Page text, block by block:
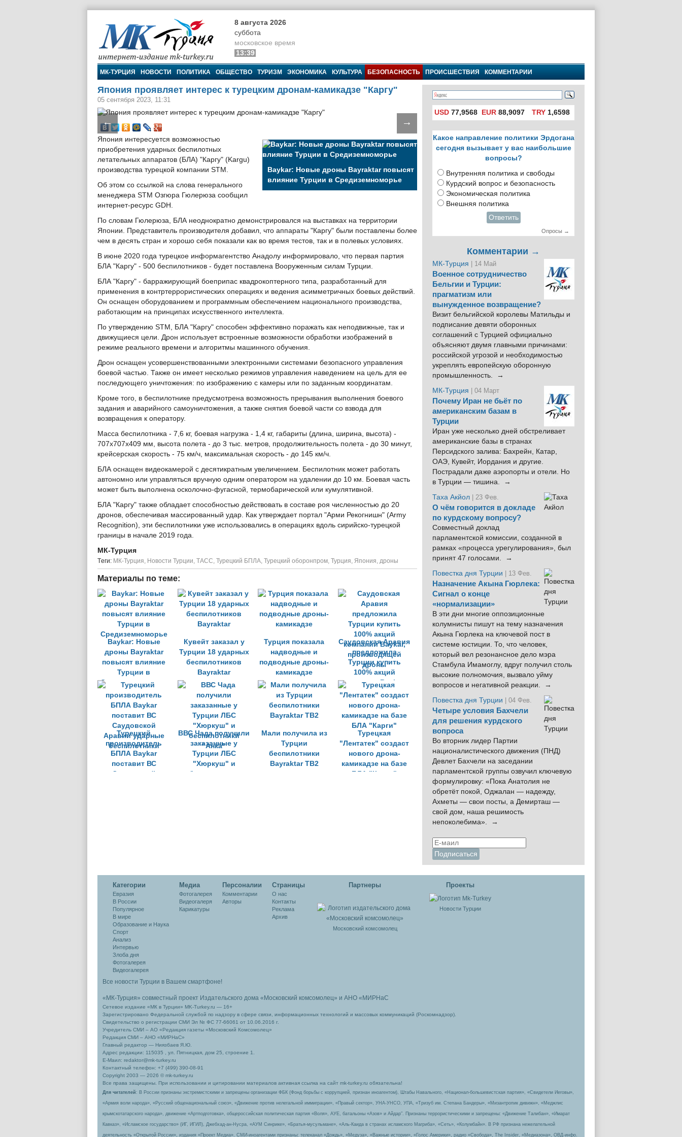
МК-Турция
8 августа 2026
суббота
московское время
13:39
МК-ТУРЦИЯ НОВОСТИ ПОЛИТИКА ОБЩЕСТВО ТУРИЗМ ЭКОНОМИКА КУЛЬТУРА БЕЗОПАСНОСТЬ ПРОИСШЕСТВИЯ КОММЕНТАРИИ
Япония проявляет интерес к турецким дронам-камикадзе "Каргу"
05 сентября 2023, 11:31
← →
Baykar: Новые дроны Bayraktar повысят
влияние Турции в Средиземноморье
Япония интересуется возможностью
приобретения ударных беспилотных
летательных аппаратов (БЛА) "Каргу" (Kargu)
производства турецкой компании STM.
Об этом со ссылкой на слова генерального
менеджера STM Озгюра Гюлерюза сообщил
интернет-ресурс GDH.
По словам Гюлерюза, БЛА неоднократно демонстрировался на выставках на территории
Японии. Представитель производителя добавил, что аппараты "Каргу" были поставлены более
чем в десять стран и хорошо себя показали как во время тестов, так и в полевых условиях.
В июне 2020 года турецкое информагентство Анадолу информировало, что первая партия
БЛА "Каргу" - 500 беспилотников - будет поставлена Вооруженным силам Турции.
БЛА "Каргу" - барражирующий боеприпас квадрокоптерного типа, разработанный для
применения в контртеррористических операциях и ведения асимметричных боевых действий.
Он оснащен оборудованием и программным обеспечением национального производства,
работающим на принципах искусственного интеллекта.
По утверждению STM, БЛА "Каргу" способен эффективно поражать как неподвижные, так и
движущиеся цели. Дрон использует встроенные возможности обработки изображений в
режиме реального времени и алгоритмы машинного обучения.
Дрон оснащен усовершенствованными электронными системами безопасного управления
боевой частью. Также он имеет несколько режимов управления наведением на цель для ее
последующего уничтожения: по изображению с камеры или по заданным координатам.
Кроме того, в беспилотнике предусмотрена возможность прерывания выполнения боевого
задания и аварийного самоуничтожения, а также снятия боевой части со взвода для
возвращения к оператору.
Масса беспилотника - 7,6 кг, боевая нагрузка - 1,4 кг, габариты (длина, ширина, высота) -
707х707х409 мм, высота полета - до 3 тыс. метров, продолжительность полета - до 30 минут,
крейсерская скорость - 75 км/ч, максимальная скорость - до 145 км/ч.
БЛА оснащен видеокамерой с десятикратным увеличением. Беспилотник может работать
автономно или управляться вручную одним оператором на удалении до 10 км. Боевая часть
может быть выполнена осколочно-фугасной, термобарической или кумулятивной.
БЛА "Каргу" также обладает способностью действовать в составе роя численностью до 20
дронов, обеспечивая массированный удар. Как утверждает портал "Арми Рекогнишн" (Army
Recognition), эти беспилотники уже использовались в операциях вдоль сирийско-турецкой
границы в начале 2019 года.
МК-Турция
Tеги: МК-Турция, Новости Турции, ТАСС, Турецкий БПЛА, Турецкий оборонпром, Турция, Япония, дроны
Материалы по теме:
Baykar: Новые
дроны Bayraktar
повысят влияние
Турции в
Средиземноморье
Кувейт заказал у
Турции 18 ударных
беспилотников
Bayraktar
Турция показала
надводные и
подводные дроны-
камикадзе
Саудовская Аравия
предложила
Турции купить
100% акций
компании Baykar,
производящей
дроны
Турецкий
производитель
БПЛА Baykar
поставит ВС
Саудовской
ВВС Чада получили
заказанные у
Турции ЛБС
"Хюркуш" и
беспилотники
Мали получила из
Турции
беспилотники
Bayraktar TB2
Турецкая
"Лентатек" создаст
нового дрона-
камикадзе на базе
БЛА "Карги"
USD 77,9568 EUR 88,9097 TRY1,6598
Какое направление политики Эрдогана
сегодня вызывает у вас наибольшие
вопросы?
Внутренняя политика и свободы
Курдский вопрос и безопасность
Экономическая политика
Внешняя политика
Ответить
Опросы →
Комментарии →
МК-Турция | 14 Май
Военное сотрудничество
Бельгии и Турции:
прагматизм или
вынужденное возвращение?
Визит бельгийской королевы Матильды и
подписание девяти оборонных
соглашений с Турцией официально
объясняют двумя главными причинами:
российской угрозой и необходимостью
укреплять европейскую оборонную
промышленность. →
МК-Турция
| 04 Март
Почему Иран не бьёт по
американским базам в
Турции
Иран уже несколько дней обстреливает
американские базы в странах
Персидского залива: Бахрейн, Катар,
ОАЭ, Кувейт, Иордания и другие.
Пострадали даже аэропорты и отели. Но
в Турции — тишина. →
Таха Акйол | 23 Фев.
О чём говорится в докладе
по курдскому вопросу?
Совместный доклад
парламентской комиссии, созданной в
рамках «процесса урегулирования», был
принят 47 голосами. →
Повестка дня Турции
| 13 Фев.
Назначение Акына Гюрлека:
Сигнал о конце
«нормализации»
В эти дни многие оппозиционные
колумнисты пишут на тему назначения
Акына Гюрлека на ключевой пост в
системе юстиции. То, что человек,
который вел резонансное дело мэра
Стамбула Имамоглу, вдруг получил столь
высокие полномочия, вызвало уйму
вопросов и негативной реакции. →
Повестка дня Турции
| 04 Фев.
Четыре условия Бахчели
для решения курдского
вопроса
Во вторник лидер Партии
националистического движения (ПНД)
Девлет Бахчели на заседании
парламентской группы озвучил ключевую
формулировку: «Пока Анатолия не
обретёт покой, Оджалан — надежду,
Ахметы — свои посты, а Демирташ —
свой дом, наша решимость
непоколебима». →
Категории
Евразия
В России
Популярное
В мире
Образование и Наука
Спорт
Анализ
Интервью
Злоба дня
Фотогалерея
Видеогалерея
Медиа
Фотогалерея
Видеогалеря
Карикатуры
Персоналии
Комментарии
Авторы
Cтраницы
О нас
Контакты
Реклама
Архив
Партнеры
Московский комсомолец
Проекты
Новости Турции
Все новости Турции в Вашем смартфоне!
«МК-Турция» совместный проект Издательского дома «Московский комсомолец» и АНО «МИРНаС
Сетевое издание «МК в Турции» MK-Turkey.ru — 16+
Зарегистрировано Федеральной службой по надзору в сфере связи, информационных технологий и массовых коммуникаций (Роскомнадзор).
Свидетельство о регистрации СМИ Эл № ФС 77-66061 от 10.06.2016 г.
Учредитель СМИ – АО «Редакция газеты «Московский Комсомолец»
Редакция СМИ – АНО «МИРНаС»
Главный редактор — Ниязбаев Я.Ю.
Адрес редакции: 115035 , ул. Пятницкая, дом 25, строение 1.
Е-Маил: redaktor@mk-turkey.ru
Контактный телефон: +7 (499) 390-08-91
Copyright 2003 — 2026 © mk-turkey.ru
Все права защищены. При использовании и цитировании материалов активная ссылка на сайт mk-turkey.ru обязательна!
Для читателей : В России признаны экстремистскими и запрещены организации ФБК (Фонд борьбы с коррупцией, признан иноагентом), Штабы Навального, «Национал-большевистская партия», «Свидетели Иеговы»,
«Армия воли народа», «Русский общенациональный союз», «Движение против нелегальной иммиграции», «Правый сектор», УНА-УНСО, УПА, «Тризуб им. Степана Бандеры», «Мизантропик дивижн», «Меджлис
крымскотатарского народа», движение «Артподготовка», общероссийская политическая партия «Воля», АУЕ, батальоны «Азов» и Айдар″. Признаны террористическими и запрещены: «Движение Талибан», «Имарат
Кавказ», «Исламское государство» (ИГ, ИГИЛ), Джебхад-ан-Нусра, «АУМ Синрике», «Братья-мусульмане», «Аль-Каида в странах исламского Магриба», «Сеть», «Колумбайн». В РФ признана нежелательной
деятельность «Открытой России», издания «Проект Медиа». СМИ-иноагентами признаны: телеканал «Дождь», «Медуза», «Важные истории», «Голос Америки», радио «Свобода», The Insider, «Медиазона», ОВД-инфо.